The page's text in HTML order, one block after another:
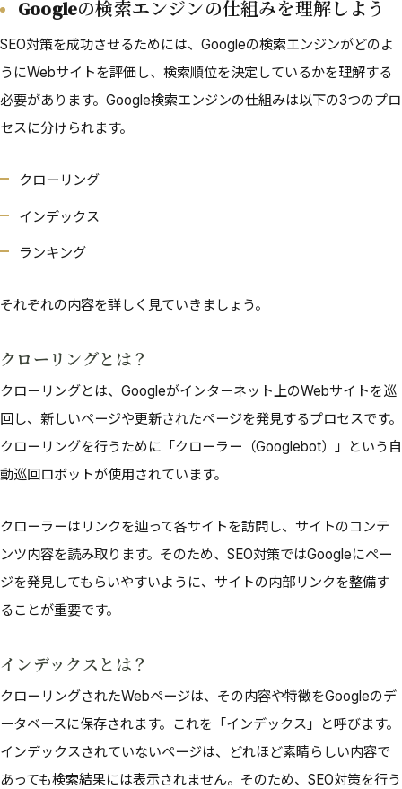
Googleの検索エンジンの仕組みを理解しよう
SEO対策を成功させるためには、Googleの検索エンジンがどのよ
うにWebサイトを評価し、検索順位を決定しているかを理解する
必要があります。Google検索エンジンの仕組みは以下の3つのプロ
セスに分けられます。
クローリング
インデックス
ランキング
それぞれの内容を詳しく見ていきましょう。
クローリングとは？
クローリングとは、Googleがインターネット上のWebサイトを巡
回し、新しいページや更新されたページを発見するプロセスです。
クローリングを行うために「クローラー（Googlebot）」という自
動巡回ロボットが使用されています。
クローラーはリンクを辿って各サイトを訪問し、サイトのコンテ
ンツ内容を読み取ります。そのため、SEO対策ではGoogleにペー
ジを発見してもらいやすいように、サイトの内部リンクを整備す
ることが重要です。
インデックスとは？
クローリングされたWebページは、その内容や特徴をGoogleのデ
ータベースに保存されます。これを「インデックス」と呼びます。
インデックスされていないページは、どれほど素晴らしい内容で
あっても検索結果には表示されません。そのため、SEO対策を行う